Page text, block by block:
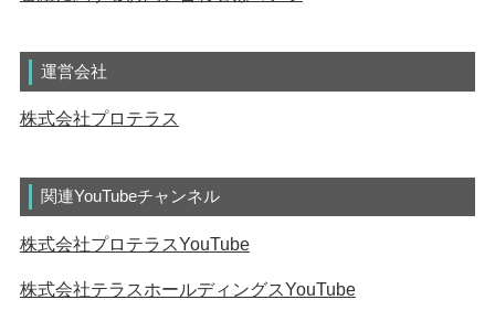
運営会社
株式会社プロテラス
関連YouTubeチャンネル
株式会社プロテラスYouTube
株式会社テラスホールディングスYouTube